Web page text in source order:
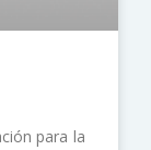
para la